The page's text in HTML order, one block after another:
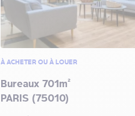
À ACHETER OU À LOUER
Bureaux 701m²
PARIS (75010)